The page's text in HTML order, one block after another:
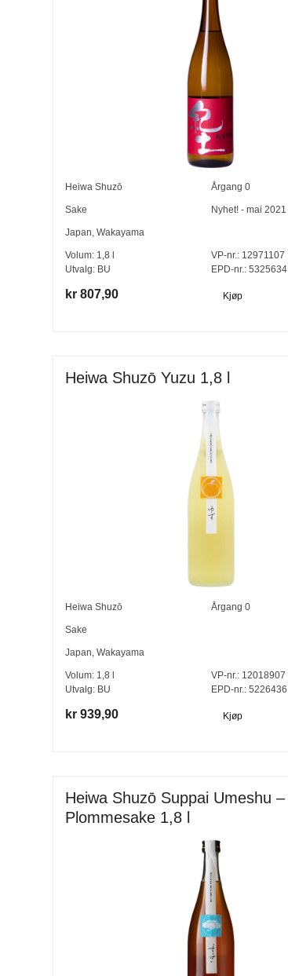
Heiwa Shuzō Årgang 0
Sake Nyhet! - mai 2021
Japan,Wakayama
Volum: 1,8
Utvalg: BU
VP-nr.:12971107
EPD-nr.: 5325634
kr 807,90 Kjøp
Heiwa Shuzō Yuzu 1,8 l
Heiwa Shuzō Årgang 0
Sake
Japan,Wakayama
Volum: 1,8 l
Utvalg: BU
VP-nr.:12018907
EPD-nr.: 5226436
kr 939,90 Kjøp
Heiwa Shuzō Suppai Umeshu –
Plommesake 1,8 l